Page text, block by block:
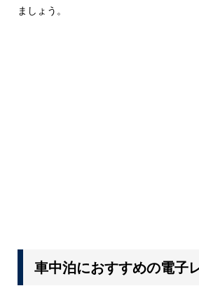
ましょう。
車中泊におすすめの電子